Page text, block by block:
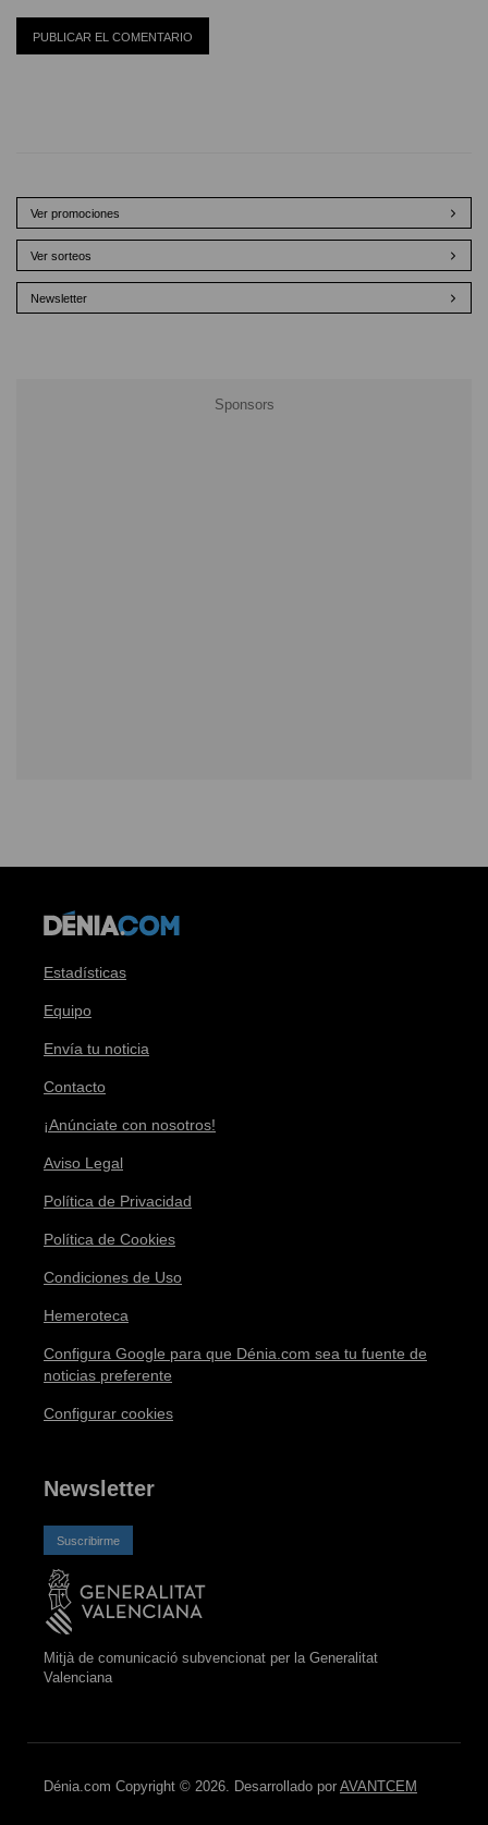
Ver promociones
Ver sorteos
Newsletter
Estadísticas
Equipo
Envía tu noticia
Contacto
¡Anúnciate con nosotros!
Aviso Legal
Política de Privacidad
Política de Cookies
Condiciones de Uso
Hemeroteca
Configura Google para que Dénia.com sea tu fuente de
noticias preferente
Configurar cookies
Newsletter
Suscribirme
Mitjà de comunicació subvencionat per la Generalitat
Valenciana
Dénia.com Copyright © 2026. Desarrollado por AVANTCEM